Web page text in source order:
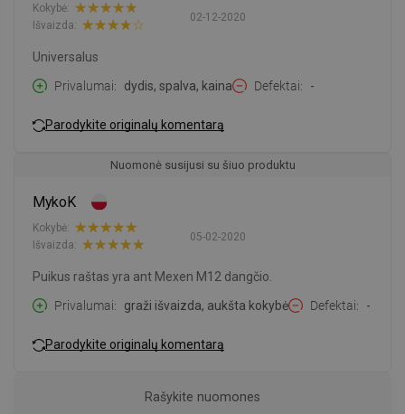
02-12-2020
Kokybė:
Išvaizda:
Universalus
Privalumai
dydis, spalva, kaina Defektai -
Parodykite originalų komentarą
Nuomonė susijusi su šiuo produktu
MykoK
05-02-2020
Kokybė:
Išvaizda:
Puikus raštas yra ant Mexen M12 dangčio.
Privalumai
graži išvaizda, aukšta kokybė Defektai -
Parodykite originalų komentarą
Rašykite nuomones